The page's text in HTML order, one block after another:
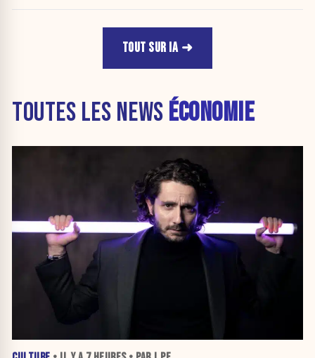
TOUT SUR IA
TOUTES LES NEWS ÉCONOMIE